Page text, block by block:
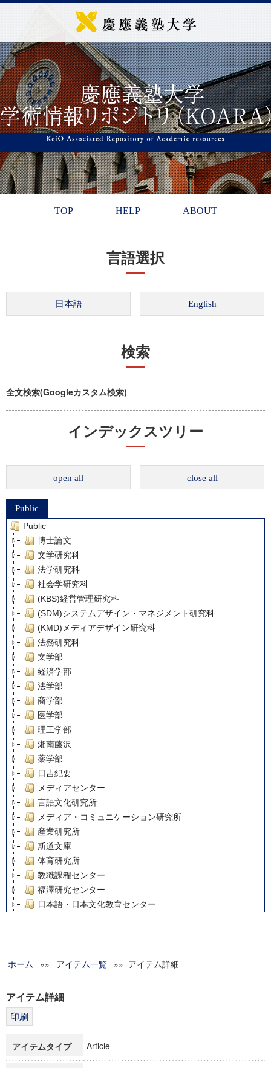
TOP HELP ABOUT
言語選択
検索
全文検索(Googleカスタム検索)
インデックスツリー
open all close all
Public
Public
博士論文
文学研究科
法学研究科
社会学研究科
(KBS)経営管理研究科
(SDM)システムデザイン・マネジメント研究科
(KMD)メディアデザイン研究科
法務研究科
文学部
経済学部
法学部
商学部
医学部
理工学部
湘南藤沢
薬学部
日吉紀要
メディアセンター
言語文化研究所
メディア・コミュニケーション研究所
産業研究所
斯道文庫
体育研究所
教職課程センター
福澤研究センター
日本語・日本文化教育センター
グローバルリサーチインスティテュート
科学研究費補助金研究成果報告書
博士課程教育リーディングプログラム「超成熟社会発展のサ
ホーム »» アイテム一覧 »» アイテム詳細
アイテム詳細
アイテムタイプ Article